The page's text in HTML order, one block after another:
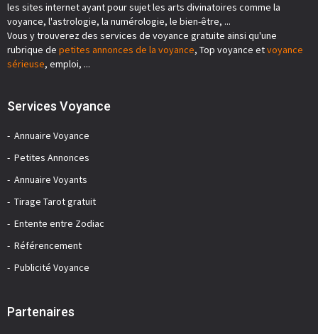
les sites internet ayant pour sujet les arts divinatoires comme la
voyance, l'astrologie, la numérologie, le bien-être, ...
Vous y trouverez des services de voyance gratuite ainsi qu'une
rubrique de petites annonces de la voyance, Top voyance etvoyance
sérieuse, emploi, ...
Services Voyance
Annuaire Voyance
Petites Annonces
Annuaire Voyants
Tirage Tarot gratuit
Entente entre Zodiac
Référencement
Publicité Voyance
Partenaires